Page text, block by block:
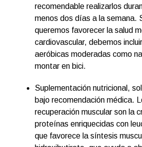
recomendable realizarlos
menos dos días a la semana.
queremos favorecer la salud
cardiovascular, debemos
aeróbicas moderadas como
montar en bici.
Suplementación nutricional,
bajo recomendación médica.
recuperación muscular son la
proteínas enriquecidas con
que favorece la síntesis